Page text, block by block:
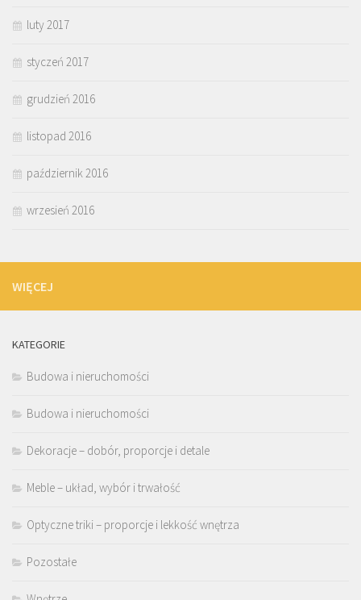
luty 2017
styczeń 2017
grudzień 2016
listopad 2016
październik 2016
wrzesień 2016
WIĘCEJ
KATEGORIE
Budowa i nieruchomości
Budowa i nieruchomości
Dekoracje – dobór, proporcje i detale
Meble – układ, wybór i trwałość
Optyczne triki – proporcje i lekkość wnętrza
Pozostałe